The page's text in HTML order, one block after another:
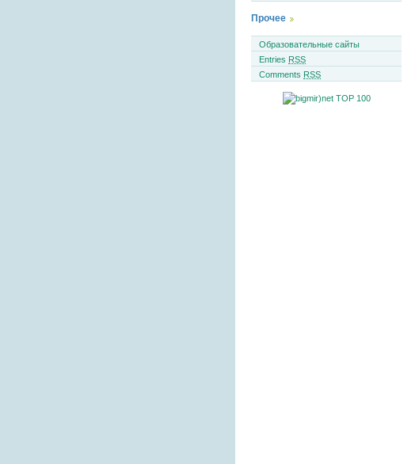
Прочее
Образовательные сайты
Entries RSS
Comments RSS